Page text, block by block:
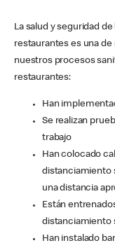
La salud y seguridad
restaurantes es una
nuestros procesos
restaurantes:
Han
Se realizan
trabajo
Han colocado
distanciamiento
una distancia
Están
distanciamiento
Han instalado